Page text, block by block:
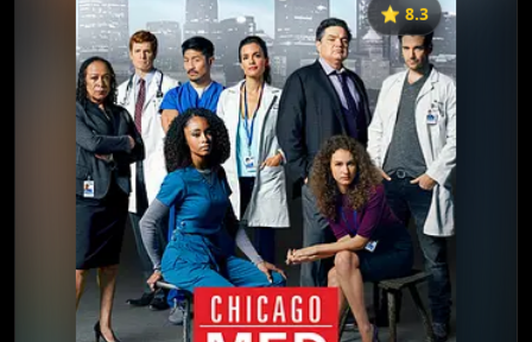
⭐️ 8.3
《芝加哥急救》
⭐
收藏
⭐️ 评分：8.3 | 🎬 2015年
📺 连载中
夸克网盘